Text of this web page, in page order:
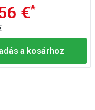
€*
a kosárhoz